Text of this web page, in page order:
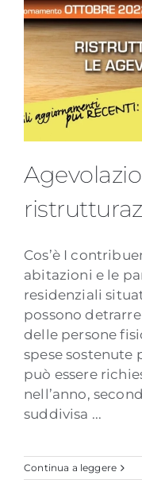
Cos’è I
abitazioni e le
residenziali
possono
delle persone
spese sostenute
può essere
nell’anno,
suddivisa ...
Continua a leggere